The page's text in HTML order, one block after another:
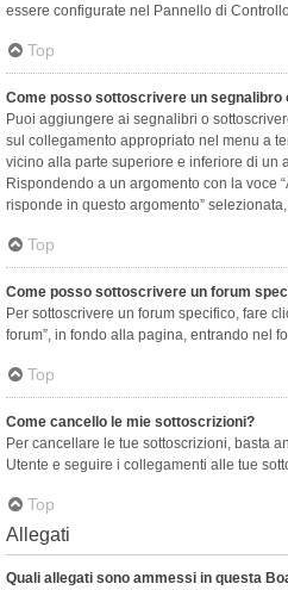
essere configurate nel Pannello di
Top
Come posso sottoscrivere un segnalibro
Puoi aggiungere ai segnalibri o
sul collegamento appropriato nel menu a
vicino alla parte superiore e inferiore di un
Rispondendo a un argomento con la voce
risponde in questo argomento”
Top
Come posso sottoscrivere un forum
Per sottoscrivere un forum specifico, fare
forum”, in fondo alla pagina, entrando nel
Top
Come cancello le mie sottoscrizioni?
Per cancellare le tue sottoscrizioni, basta
Utente e seguire i collegamenti alle tue
Top
Allegati
Quali allegati sono ammessi in questa